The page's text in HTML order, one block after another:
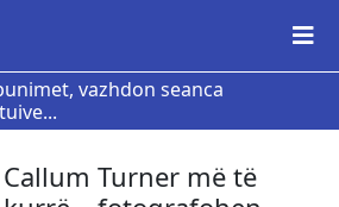
vazhdon seanca
Turner më të